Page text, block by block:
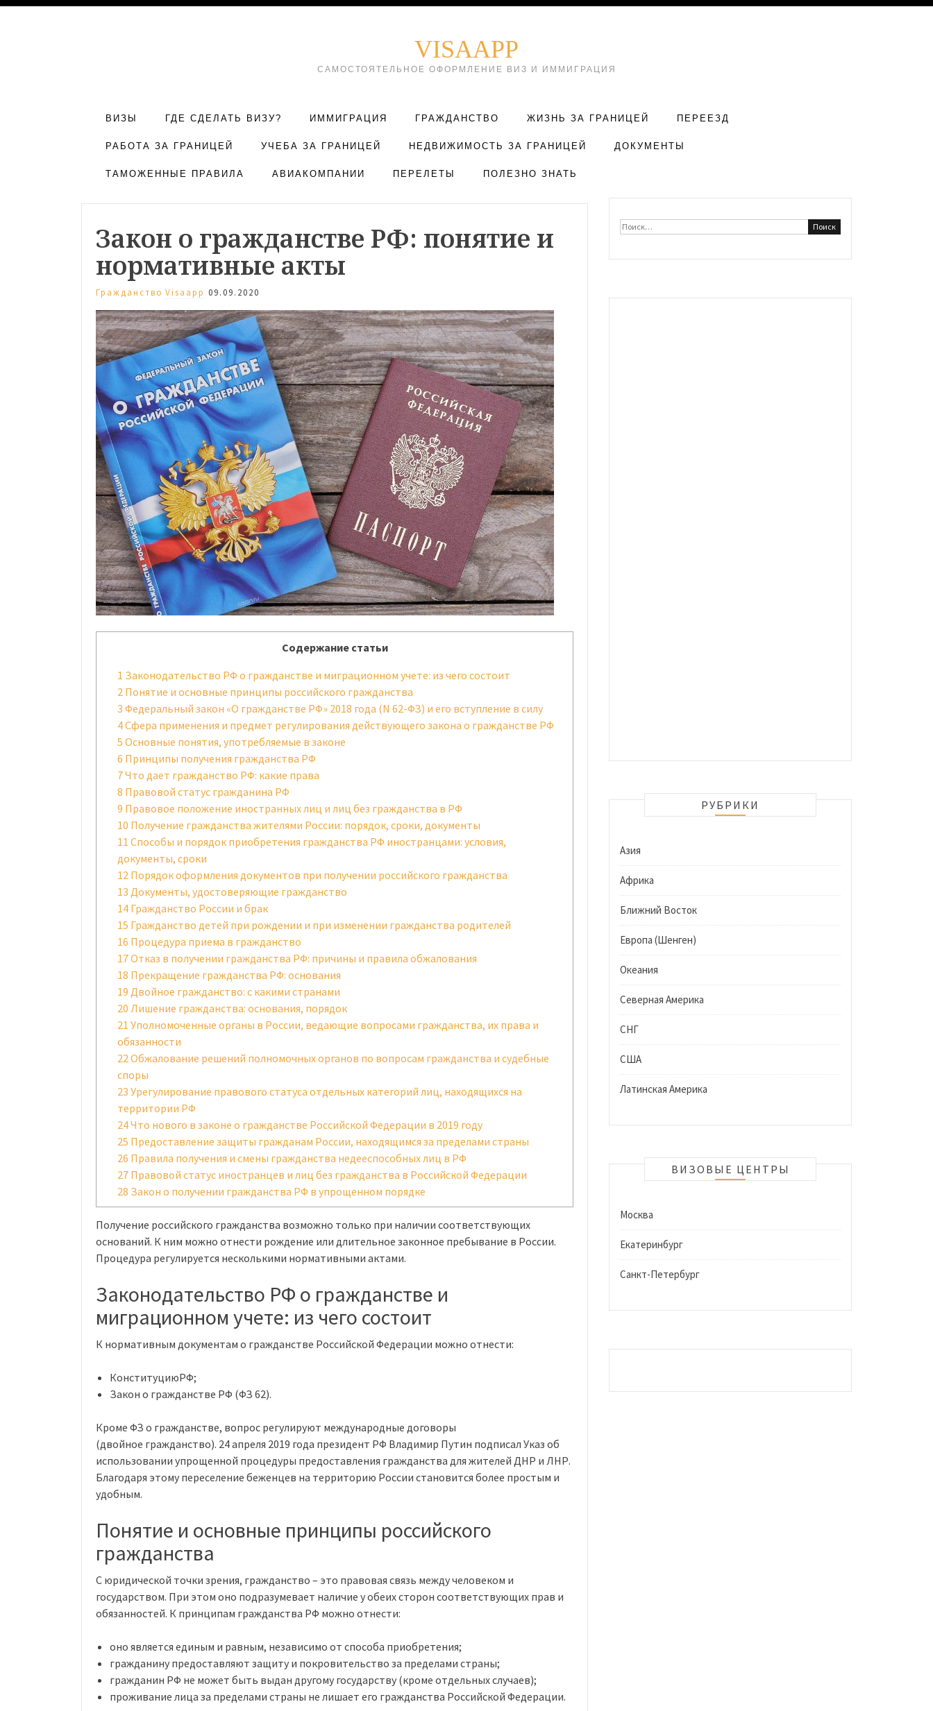
VISAAPP
САМОСТОЯТЕЛЬНОЕ ОФОРМЛЕНИЕ ВИЗ И ИММИГРАЦИЯ
ВИЗЫ ГДЕ СДЕЛАТЬ ВИЗУ? ИММИГРАЦИЯ ГРАЖДАНСТВО ЖИЗНЬ ЗА ГРАНИЦЕЙ ПЕРЕЕЗД
РАБОТА ЗА ГРАНИЦЕЙ УЧЕБА ЗА ГРАНИЦЕЙ НЕДВИЖИМОСТЬ ЗА ГРАНИЦЕЙ ДОКУМЕНТЫ
ТАМОЖЕННЫЕ ПРАВИЛА АВИАКОМПАНИИ ПЕРЕЛЕТЫ ПОЛЕЗНО ЗНАТЬ
Закон о гражданстве РФ: понятие и
нормативные акты
Гражданство Visaapp 09.09.2020
Содержание статьи
1 Законодательство РФ о гражданстве и миграционном учете: из чего состоит
2 Понятие и основные принципы российского гражданства
3 Федеральный закон «О гражданстве РФ» 2018 года (N 62-ФЗ) и его вступление в силу
4Сфера применения и предмет регулирования действующего закона о гражданстве РФ
5 Основные понятия, употребляемые в законе
6 Принципы получения гражданства РФ
7Что дает гражданство РФ: какие права
8 Правовой статус гражданина РФ
9 Правовое положение иностранных лиц и лиц без гражданства в РФ
10 Получение гражданства жителями России: порядок, сроки, документы
11 Способы и порядок приобретения гражданства РФ иностранцами: условия,
документы, сроки
12 Порядок оформления документов при получении российского гражданства
13 Документы, удостоверяющие гражданство
14 Гражданство России и брак
15 Гражданство детей при рождении и при изменении гражданства родителей
16 Процедура приема в гражданство
17Отказ в получении гражданства РФ: причины и правила обжалования
18 Прекращение гражданства РФ: основания
19 Двойное гражданство: с какими странами
20 Лишение гражданства: основания, порядок
21 Уполномоченные органы в России, ведающие вопросами гражданства, их права и
обязанности
22 Обжалование решений полномочных органов по вопросам гражданства и судебные
споры
23 Урегулирование правового статуса отдельных категорий лиц, находящихся на
территории РФ
24Что нового в законе о гражданстве Российской Федерации в 2019 году
25 Предоставление защиты гражданам России, находящимся за пределами страны
26 Правила получения и смены гражданства недееспособных лиц в РФ
27 Правовой статус иностранцев и лиц без гражданства в Российской Федерации
28 Закон о получении гражданства РФ в упрощенном порядке
Получение российского гражданства возможно только при наличии соответствующих
оснований. К ним можно отнести рождение или длительное законное пребывание в России.
Процедура регулируется несколькими нормативными актами.
Законодательство РФ о гражданстве и
миграционном учете: из чего состоит
К нормативным документам о гражданстве Российской Федерации можно отнести:
КонституциюРФ;
Закон о гражданстве РФ (ФЗ 62).
Кроме ФЗ о гражданстве, вопрос регулируют международные договоры
(двойное гражданство). 24 апреля 2019 года президент РФ Владимир Путин подписал Указ об
использовании упрощенной процедуры предоставления гражданства для жителей ДНР и ЛНР.
Благодаря этому переселение беженцев на территорию России становится более простым и
удобным.
Понятие и основные принципы российского
гражданства
С юридической точки зрения, гражданство – это правовая связь между человеком и
государством. При этом оно подразумевает наличие у обеих сторон соответствующих прав и
обязанностей. К принципам гражданства РФ можно отнести:
оно является единым и равным, независимо от способа приобретения;
гражданину предоставляют защиту и покровительство за пределами страны;
гражданин РФ не может быть выдан другому государству (кроме отдельных случаев);
проживание лица за пределами страны не лишает его гражданства Российской Федерации.
Найти:
РУБРИКИ
Азия
Африка
Ближний Восток
Европа (Шенген)
Океания
Северная Америка
СНГ
США
Латинская Америка
ВИЗОВЫЕ ЦЕНТРЫ
Москва
Екатеринбург
Санкт-Петербург